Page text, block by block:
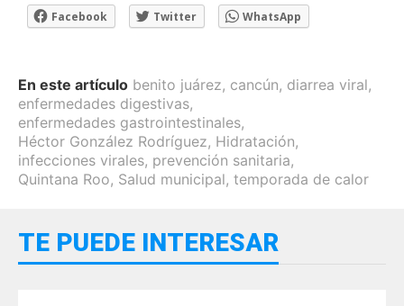
Facebook Twitter WhatsApp
En este artículo benito juárez, cancún, diarrea viral,
enfermedades digestivas,
enfermedades gastrointestinales,
Héctor González Rodríguez, Hidratación,
infecciones virales, prevención sanitaria,
Quintana Roo, Salud municipal, temporada de calor
TE PUEDE INTERESAR